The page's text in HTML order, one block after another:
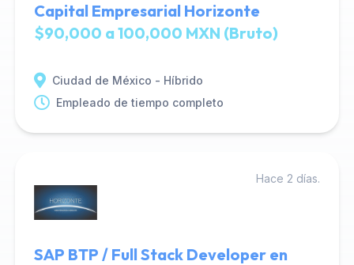
Capital Empresarial Horizonte
$90,000 a 100,000 MXN (Bruto)
Ciudad de México - Híbrido
Empleado de tiempo completo
Hace 2 días.
SAP BTP / Full Stack Developer en